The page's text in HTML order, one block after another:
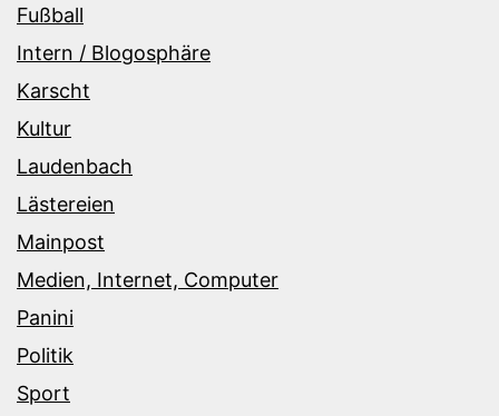
Fußball
Intern / Blogosphäre
Karscht
Kultur
Laudenbach
Lästereien
Mainpost
Medien, Internet, Computer
Panini
Politik
Sport